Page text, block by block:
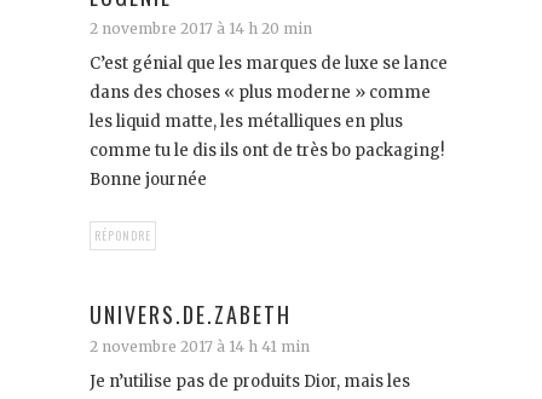
2 novembre 2017 à 14 h 20 min
C’est génial que les marques de luxe se lance
dans des choses « plus moderne » comme
les liquid matte, les métalliques en plus
comme tu le dis ils ont de très bo packaging!
Bonne journée
RÉPONDRE
UNIVERS.DE.ZABETH
2 novembre 2017 à 14 h 41 min
Je n’utilise pas de produits Dior, mais les